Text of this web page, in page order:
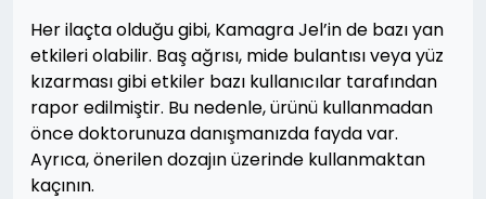
Her ilaçta olduğu gibi, Kamagra Jel’in de bazı yan
etkileri olabilir. Baş ağrısı, mide bulantısı veya yüz
kızarması gibi etkiler bazı kullanıcılar tarafından
rapor edilmiştir. Bu nedenle, ürünü kullanmadan
önce doktorunuza danışmanızda fayda var.
Ayrıca, önerilen dozajın üzerinde kullanmaktan
kaçının.